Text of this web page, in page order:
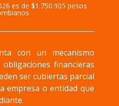
es de $1.750.905 pesos
con un mecanismo
financieras
ser cubiertas parcial
empresa o entidad que